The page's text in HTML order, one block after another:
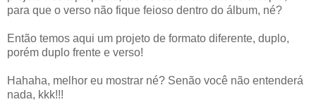
para que o verso não fique feioso dentro do álbum, né?
Então temos aqui um projeto de formato diferente, duplo,
porém duplo frente e verso!
Hahaha, melhor eu mostrar né? Senão você não entenderá
nada, kkk!!!